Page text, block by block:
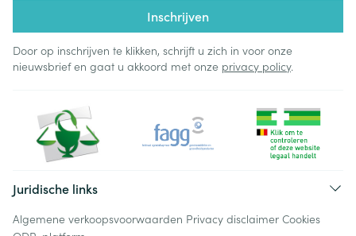
Inschrijven
Door op inschrijven te klikken, schrijft u zich in voor onze
nieuwsbrief en gaat u akkoord met onze privacy policy.
Juridische links
Algemene verkoopsvoorwaarden Privacy disclaimer Cookies